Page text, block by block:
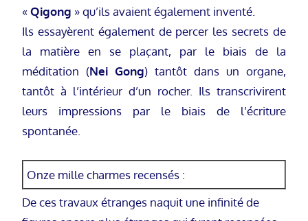
«Qigong » qu’ils avaient également inventé.
Ils essayèrent également de percer les secrets de
la matière en se plaçant, par le biais de la
méditation (Nei Gong) tantôt dans un organe,
tantôt à l’intérieur d’un rocher. Ils transcrivirent
leurs impressions par le biais de l’écriture
spontanée.
Onze mille charmes recensés :
De ces travaux étranges naquit une infinité de